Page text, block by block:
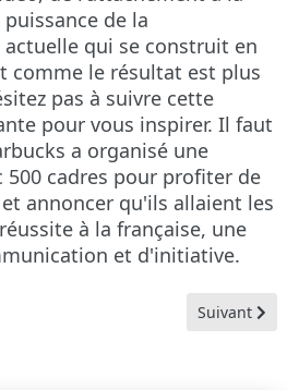
puissance de la
qui se construit en
comme le résultat est plus
pas à suivre cette
pour vous inspirer. Il faut
a organisé une
500 cadres pour profiter de
annoncer qu'ils allaient les
à la française, une
et d'initiative.
: configurez en cas de
Article
Suivant